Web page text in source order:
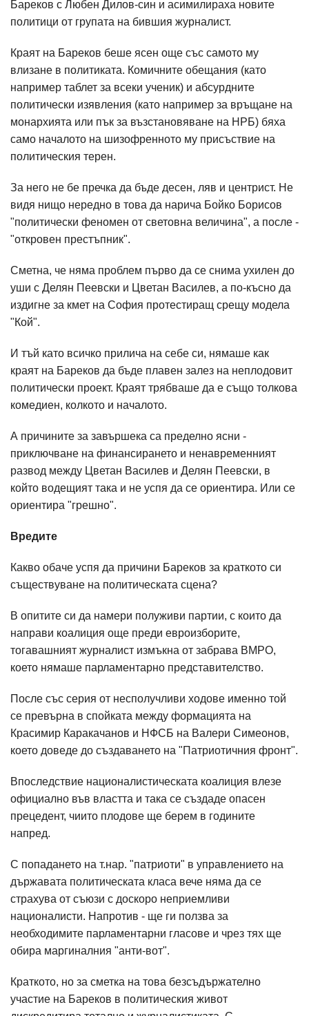
Бареков с Любен Дилов-син и асимилираха новите
политици от групата на бившия журналист.
Краят на Бареков беше ясен още със самото му
влизане в политиката. Комичните обещания (като
например таблет за всеки ученик) и абсурдните
политически изявления (като например за връщане на
монархията или пък за възстановяване на НРБ) бяха
само началото на шизофренното му присъствие на
политическия терен.
За него не бе пречка да бъде десен, ляв и центрист. Не
видя нищо нередно в това да нарича Бойко Борисов
"политически феномен от световна величина", а после -
"откровен престъпник".
Сметна, че няма проблем първо да се снима ухилен до
уши с Делян Пеевски и Цветан Василев, а по-късно да
издигне за кмет на София протестиращ срещу модела
"Кой".
И тъй като всичко прилича на себе си, нямаше как
краят на Бареков да бъде плавен залез на неплодовит
политически проект. Краят трябваше да е също толкова
комедиен, колкото и началото.
А причините за завършека са пределно ясни -
приключване на финансирането и ненавременният
развод между Цветан Василев и Делян Пеевски, в
който водещият така и не успя да се ориентира. Или се
ориентира "грешно".
Вредите
Какво обаче успя да причини Бареков за краткото си
съществуване на политическата сцена?
В опитите си да намери полуживи партии, с които да
направи коалиция още преди евроизборите,
тогавашният журналист измъкна от забрава ВМРО,
което нямаше парламентарно представителство.
После със серия от несполучливи ходове именно той
се превърна в спойката между формацията на
Красимир Каракачанов и НФСБ на Валери Симеонов,
което доведе до създаването на "Патриотичния фронт".
Впоследствие националистическата коалиция влезе
официално във властта и така се създаде опасен
прецедент, чиито плодове ще берем в годините
напред.
С попадането на т.нар. "патриоти" в управлението на
държавата политическата класа вече няма да се
страхува от съюзи с доскоро неприемливи
националисти. Напротив - ще ги ползва за
необходимите парламентарни гласове и чрез тях ще
обира маргиналния "анти-вот".
Краткото, но за сметка на това безсъдържателно
участие на Бареков в политическия живот